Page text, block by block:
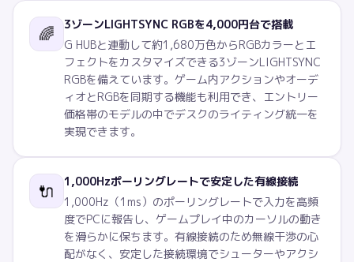
🌈
3ゾーンLIGHTSYNC RGBを4,000円台で搭載
G HUBと連動して約1,680万色からRGBカラーとエ
フェクトをカスタマイズできる3ゾーンLIGHTSYNC
RGBを備えています。ゲーム内アクションやオーデ
ィオとRGBを同期する機能も利用でき、エントリー
価格帯のモデルの中でデスクのライティング統一を
実現できます。
🔌
1,000Hzポーリングレートで安定した有線接続
1,000Hz（1ms）のポーリングレートで入力を高頻
度でPCに報告し、ゲームプレイ中のカーソルの動き
を滑らかに保ちます。有線接続のため無線干渉の心
配がなく、安定した接続環境でシューターやアクシ